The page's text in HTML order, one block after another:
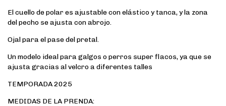
El cuello de polar es ajustable con elástico y tanca, y la zona
del pecho se ajusta con abrojo.
Ojal para el pase del pretal.
Un modelo ideal para galgos o perros super flacos, ya que se
ajusta gracias al velcro a diferentes talles
TEMPORADA 2025
MEDIDAS DE LA PRENDA: